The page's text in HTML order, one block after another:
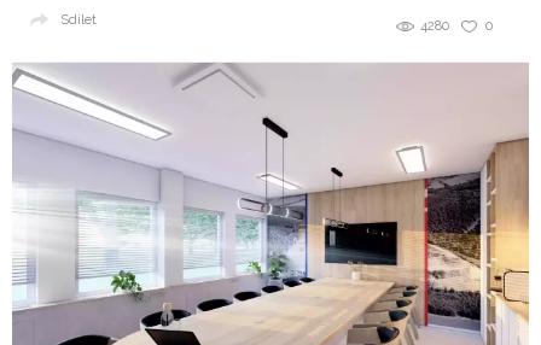
0
4280
Sdílet